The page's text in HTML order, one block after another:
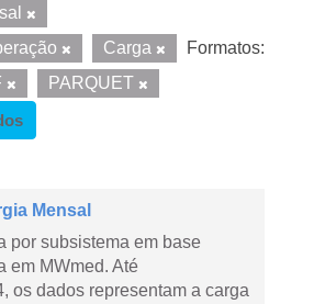
Carga
Formatos:
PARQUET
Mensal
por subsistema em base
em MWmed. Até
os dados representam a carga